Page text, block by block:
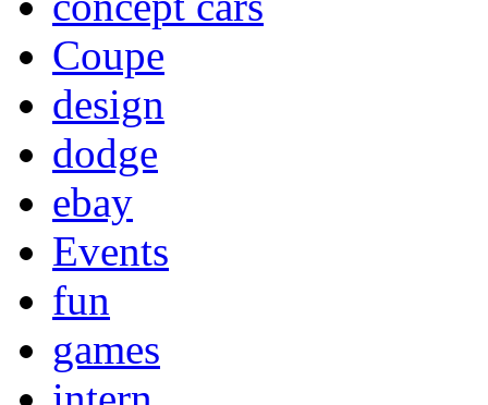
Coupe
design
dodge
ebay
Events
fun
games